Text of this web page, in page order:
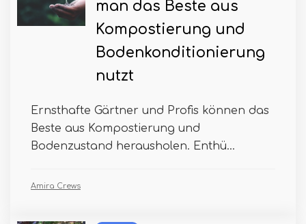
man das Beste aus
Kompostierung und
Bodenkonditionierung
nutzt
Ernsthafte Gärtner und Profis können das
Beste aus Kompostierung und
Bodenzustand herausholen. Enthü...
Amira Crews